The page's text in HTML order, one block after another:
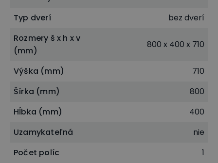
Dlhá životnosť a stabilita
Nízke regály a skrinky radu BLOCK sú vyrobené z
hranou 1 mm vo farbe dezéna. Pevná konštrukcia a
precízne spracovanie zaisťujú regálom aj skrinkám
Typ dverí
bez dverí
Rozmery š x h x v
(mm)
800 x 400 x 710
Výška (mm)
710
Šírka (mm)
800
Hĺbka (mm)
400
Uzamykateľná
nie
Počet políc
1